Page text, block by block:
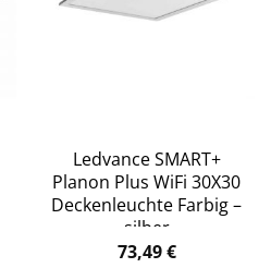
Ledvance SMART+
Planon Plus WiFi 30X30
Deckenleuchte Farbig –
silber
73,49€